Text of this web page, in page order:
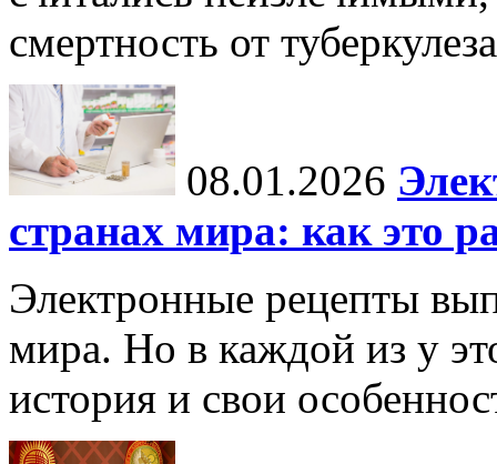
смертность от
08.01.2026
странах мира: как это
Электронные рецепты
мира. Но в каждой из у
история и свои